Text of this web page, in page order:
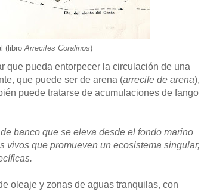
(libroArrecifes Coralinos)
que pueda entorpecer la circulación de una
que puede ser de arena (arrecife de arena),
puede tratarse de acumulaciones de fango
banco que se eleva desde el fondo marino
vivos que promueven un ecosistema singular,
oleaje y zonas de aguas tranquilas, con